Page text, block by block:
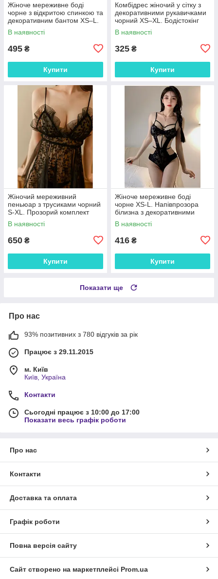
Жіноче мереживне боді
чорне з відкритою спинкою та
декоративним бантом XS–L.
Елегантне боді з глибоким V-
подібним вирізом
В наявності
495 ₴
Купити
Комбідрес жіночий у сітку з
декоративними рукавичками
чорний XS–XL. Бодістокінг
жіночий еластичний із
ажурним візерунком
В наявності
325 ₴
Купити
Жіночий мереживний
пеньюар з трусиками чорний
S-XL. Прозорий комплект
нічної білизни на бретелях
для романтичних вечорів
В наявності
650 ₴
Купити
Жіноче мереживне боді
чорне XS-L. Напівпрозора
білизна з декоративними
ремінцями та регульованими
бретелями
В наявності
416 ₴
Купити
Показати ще
Про нас
93% позитивних з 780 відгуків за рік
Працює з 29.11.2015
м. Київ
Київ, Україна
Контакти
Сьогодні працює з 10:00 до 17:00
Показати весь графік роботи
Про нас
Контакти
Доставка та оплата
Графік роботи
Повна версія сайту
Сайт створено на маркетплейсі Prom.ua